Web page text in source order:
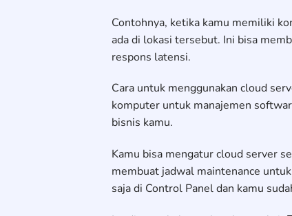
Contohnya, ketika kamu memiliki
ada di lokasi tersebut. Ini bisa
respons latensi.
Cara untuk menggunakan cloud
komputer untuk manajemen
bisnis kamu.
Kamu bisa mengatur cloud server
membuat jadwal maintenance
saja di Control Panel dan kamu